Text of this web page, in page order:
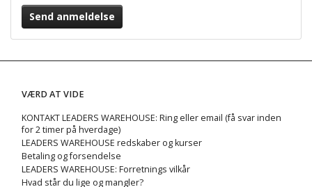
Send anmeldelse
VÆRD AT VIDE
KONTAKT LEADERS WAREHOUSE: Ring eller email (få svar inden
for 2 timer på hverdage)
LEADERS WAREHOUSE redskaber og kurser
Betaling og forsendelse
LEADERS WAREHOUSE: Forretnings vilkår
Hvad står du lige og mangler?